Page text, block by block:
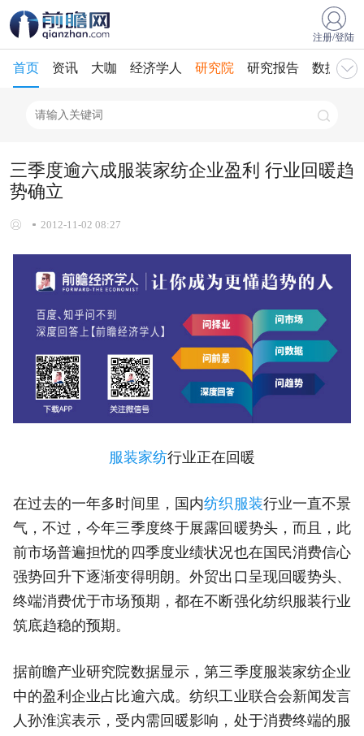
注册/登陆
首页 资讯 大咖 经济学人 研究院 研究报告 数据库
三季度逾六成服装家纺企业盈利 行业回暖趋
势确立
2012-11-02 08:27
服装家纺行业正在回暖
在过去的一年多时间里，国内纺织服装行业一直不景
气，不过，今年三季度终于展露回暖势头，而且，此
前市场普遍担忧的四季度业绩状况也在国民消费信心
强势回升下逐渐变得明朗。外贸出口呈现回暖势头、
终端消费优于市场预期，都在不断强化纺织服装行业
筑底趋稳的预期。
据前瞻产业研究院数据显示，第三季度服装家纺企业
中的盈利企业占比逾六成。纺织工业联合会新闻发言
人孙淮滨表示，受内需回暖影响，处于消费终端的服